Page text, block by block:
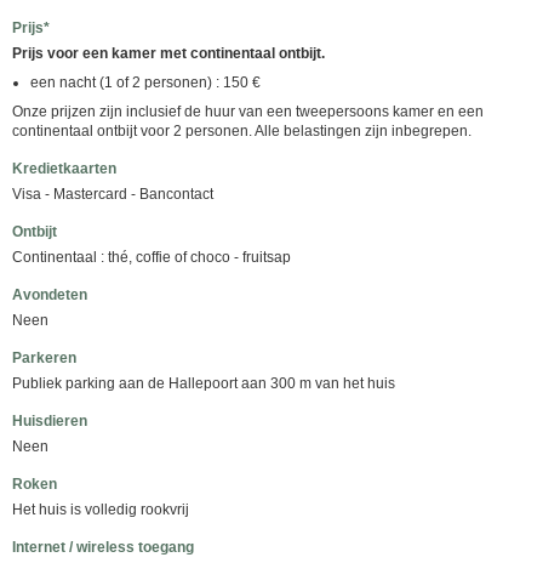
Prijs*
Prijs voor een kamer met continentaal ontbijt.
een nacht (1 of 2 personen) : 150 €
Onze prijzen zijn inclusief de huur van een tweepersoons kamer en een
continentaal ontbijt voor 2 personen. Alle belastingen zijn inbegrepen.
Kredietkaarten
Visa - Mastercard - Bancontact
Ontbijt
Continentaal : thé, coffie of choco - fruitsap
Avondeten
Neen
Parkeren
Publiek parking aan de Hallepoort aan 300 m van het huis
Huisdieren
Neen
Roken
Het huis is volledig rookvrij
Internet / wireless toegang